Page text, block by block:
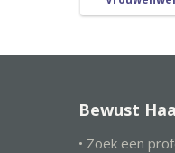
Bewust
• Zoek een